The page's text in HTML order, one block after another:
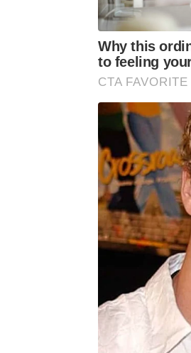
Why this
to feeling
CTA FAVORITE